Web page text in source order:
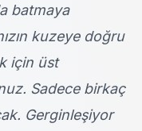
batmaya
kuzeye doğru
için üst
Sadece birkaç
Gerginleşiyor